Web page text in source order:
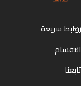
روابط سريعة
الاقسام
تابعنا